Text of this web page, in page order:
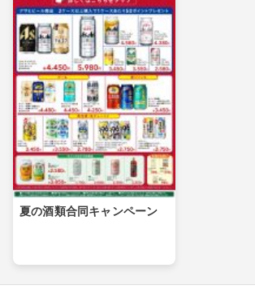
夏の酒類合同キャンペーン